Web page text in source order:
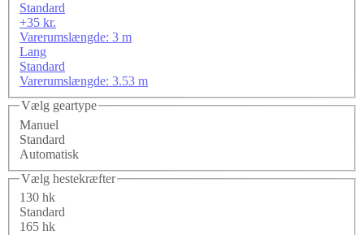
Standard
+35 kr.
Varerumslængde: 3 m
Lang
Standard
Varerumslængde: 3.53 m
Vælg geartype
Manuel
Standard
Automatisk
Vælg hestekræfter
130 hk
Standard
165 hk